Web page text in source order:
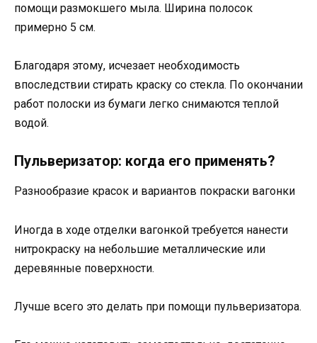
помощи размокшего мыла. Ширина полосок
примерно 5 см.
Благодаря этому, исчезает необходимость
впоследствии стирать краску со стекла. По окончании
работ полоски из бумаги легко снимаются теплой
водой.
Пульверизатор: когда его применять?
Разнообразие красок и вариантов покраски вагонки
Иногда в ходе отделки вагонкой требуется нанести
нитрокраску на небольшие металлические или
деревянные поверхности.
Лучше всего это делать при помощи пульверизатора.